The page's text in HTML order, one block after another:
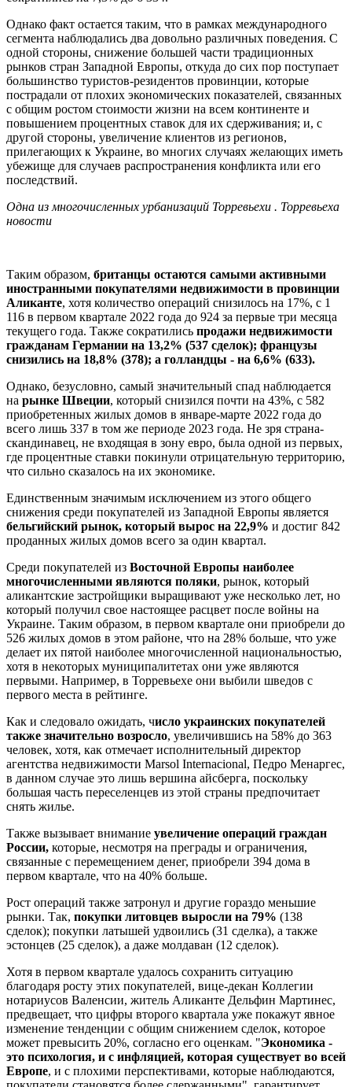
Однако факт остается таким, что в рамках международного
сегмента наблюдались два довольно различных поведения. С
одной стороны, снижение большей части традиционных
рынков стран Западной Европы, откуда до сих пор поступает
большинство туристов-резидентов провинции, которые
пострадали от плохих экономических показателей, связанных
с общим ростом стоимости жизни на всем континенте и
повышением процентных ставок для их сдерживания; и, с
другой стороны, увеличение клиентов из регионов,
прилегающих к Украине, во многих случаях желающих иметь
убежище для случаев распространения конфликта или его
последствий.
Одна из многочисленных урбанизаций Торревьехи . Торревьеха
новости
Таким образом, британцы остаются самыми активными
иностранными покупателями недвижимости в провинции
Аликанте, хотя количество операций снизилось на 17%, с 1
116 в первом квартале 2022 года до 924 за первые три месяца
текущего года. Также сократились продажи недвижимости
гражданам Германии на 13,2% (537 сделок); французы
снизились на 18,8% (378); а голландцы - на 6,6% (633).
Однако, безусловно, самый значительный спад наблюдается
на рынке Швеции, который снизился почти на 43%, с 582
приобретенных жилых домов в январе-марте 2022 года до
всего лишь 337 в том же периоде 2023 года. Не зря страна-
скандинавец, не входящая в зону евро, была одной из первых,
где процентные ставки покинули отрицательную территорию,
что сильно сказалось на их экономике.
Единственным значимым исключением из этого общего
снижения среди покупателей из Западной Европы является
бельгийский рынок, который вырос на 22,9% и достиг 842
проданных жилых домов всего за один квартал.
Среди покупателей из Восточной Европы наиболее
многочисленными являются поляки, рынок, который
аликантские застройщики выращивают уже несколько лет, но
который получил свое настоящее расцвет после войны на
Украине. Таким образом, в первом квартале они приобрели до
526 жилых домов в этом районе, что на 28% больше, что уже
делает их пятой наиболее многочисленной национальностью,
хотя в некоторых муниципалитетах они уже являются
первыми. Например, в Торревьехе они выбили шведов с
первого места в рейтинге.
Как и следовало ожидать, число украинских покупателей
также значительно возросло, увеличившись на 58% до 363
человек, хотя, как отмечает исполнительный директор
агентства недвижимости Marsol Internacional, Педро Менаргес,
в данном случае это лишь вершина айсберга, поскольку
большая часть переселенцев из этой страны предпочитает
снять жилье.
Также вызывает внимание увеличение операций граждан
России, которые, несмотря на преграды и ограничения,
связанные с перемещением денег, приобрели 394 дома в
первом квартале, что на 40% больше.
Рост операций также затронул и другие гораздо меньшие
рынки. Так, покупки литовцев выросли на 79% (138
сделок); покупки латышей удвоились (31 сделка), а также
эстонцев (25 сделок), а даже молдаван (12 сделок).
Хотя в первом квартале удалось сохранить ситуацию
благодаря росту этих покупателей, вице-декан Коллегии
нотариусов Валенсии, житель Аликанте Дельфин Мартинес,
предвещает, что цифры второго квартала уже покажут явное
изменение тенденции с общим снижением сделок, которое
может превысить 20%, согласно его оценкам. "Экономика -
это психология, и с инфляцией, которая существует во всей
Европе, и с плохими перспективами, которые наблюдаются,